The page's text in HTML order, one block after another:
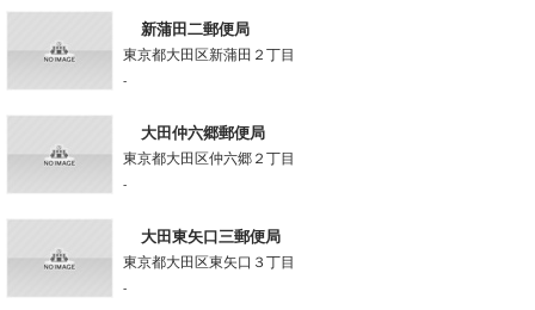
新蒲田二郵便局
東京都大田区新蒲田２丁目
-
大田仲六郷郵便局
東京都大田区仲六郷２丁目
-
大田東矢口三郵便局
東京都大田区東矢口３丁目
-